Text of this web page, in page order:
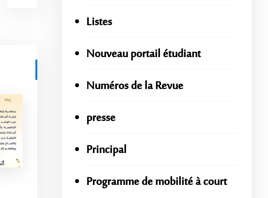
Listes
Nouveau portail étudiant
Numéros de la Revue
presse
Principal
Programme de mobilité à court